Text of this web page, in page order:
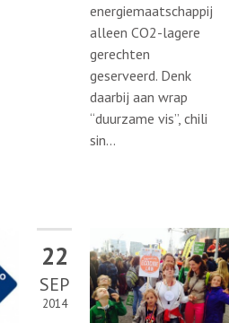
energiemaatschappij
alleen CO2-lagere
gerechten
geserveerd. Denk
daarbij aan wrap
“duurzame vis”, chili
sin...
22
SEP
2014